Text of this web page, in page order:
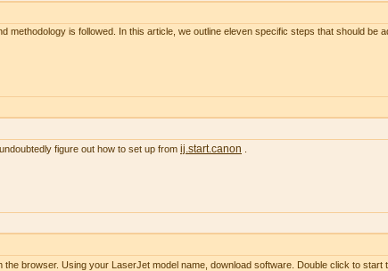
is followed. In this article, we outline eleven specific steps that should be
figure out how to set up from ij.start.canon
the browser. Using your LaserJet model name, download software. Double click to start